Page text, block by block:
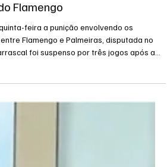
Paulinho por gestos obscenos
Flamengo
feira a punição envolvendo os
unânime pelas declarações dadas na
sobre Carrascal gerou revolta nos
principalmente pela comparação com o
O atacante do Palmeiras não r